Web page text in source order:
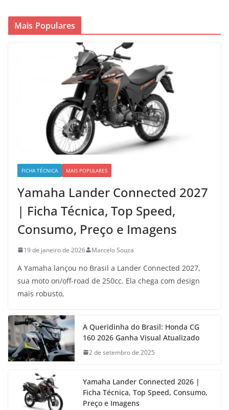
Mais Populares
FICHA TÉCNICA MAIS POPULARES
Yamaha Lander Connected 2027
| Ficha Técnica, Top Speed,
Consumo, Preço e Imagens
19 de janeiro de 2026 Marcelo Souza
A Yamaha lançou no Brasil a Lander Connected 2027,
sua moto on/off-road de 250cc. Ela chega com design
mais robusto,
A Queridinha do Brasil: Honda CG
160 2026 Ganha Visual Atualizado
2 de setembro de 2025
Yamaha Lander Connected 2026 |
Ficha Técnica, Top Speed, Consumo,
Preço e Imagens